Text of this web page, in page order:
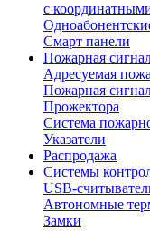
с
Смарт панели
Пожарная
Адресуемая
Пожарная
Прожектора
Система
Указатели
Распродажа
Системы
USB-
Автономные
Замки